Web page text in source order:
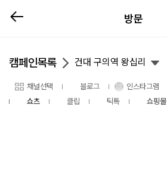
방문
캠페인목록 건대 구의역 왕십리
채널선택 블로그 인스타그램
쇼츠
클립 틱톡 쇼핑몰